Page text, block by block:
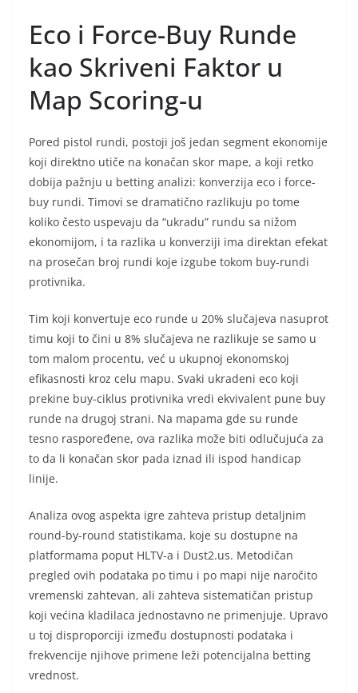
Eco i Force-Buy Runde
kao Skriveni Faktor u
Map Scoring-u
Pored pistol rundi, postoji još jedan segment ekonomije
koji direktno utiče na konačan skor mape, a koji retko
dobija pažnju u betting analizi: konverzija eco i force-
buy rundi. Timovi se dramatično razlikuju po tome
koliko često uspevaju da “ukradu” rundu sa nižom
ekonomijom, i ta razlika u konverziji ima direktan efekat
na prosečan broj rundi koje izgube tokom buy-rundi
protivnika.
Tim koji konvertuje eco runde u 20% slučajeva nasuprot
timu koji to čini u 8% slučajeva ne razlikuje se samo u
tom malom procentu, već u ukupnoj ekonomskoj
efikasnosti kroz celu mapu. Svaki ukradeni eco koji
prekine buy-ciklus protivnika vredi ekvivalent pune buy
runde na drugoj strani. Na mapama gde su runde
tesno raspoređene, ova razlika može biti odlučujuća za
to da li konačan skor pada iznad ili ispod handicap
linije.
Analiza ovog aspekta igre zahteva pristup detaljnim
round-by-round statistikama, koje su dostupne na
platformama poput HLTV-a i Dust2.us. Metodičan
pregled ovih podataka po timu i po mapi nije naročito
vremenski zahtevan, ali zahteva sistematičan pristup
koji većina kladilaca jednostavno ne primenjuje. Upravo
u toj disproporciji između dostupnosti podataka i
frekvencije njihove primene leži potencijalna betting
vrednost.